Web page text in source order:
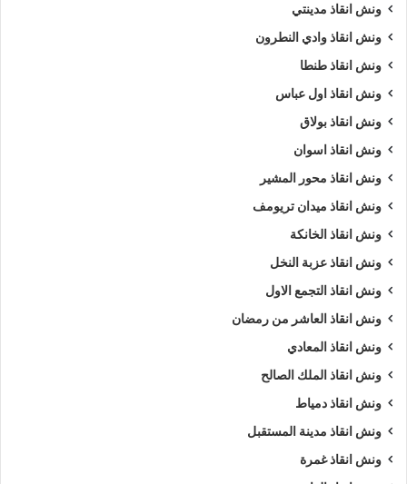
ونش انقاذ مدينتي
ونش انقاذ وادي النطرون
ونش انقاذ طنطا
ونش انقاذ اول عباس
ونش انقاذ بولاق
ونش انقاذ اسوان
ونش انقاذ محور المشير
ونش انقاذ ميدان تريومف
ونش انقاذ الخانكة
ونش انقاذ عزبة النخل
ونش انقاذ التجمع الاول
ونش انقاذ العاشر من رمضان
ونش انقاذ المعادي
ونش انقاذ الملك الصالح
ونش انقاذ دمياط
ونش انقاذ مدينة المستقبل
ونش انقاذ غمرة